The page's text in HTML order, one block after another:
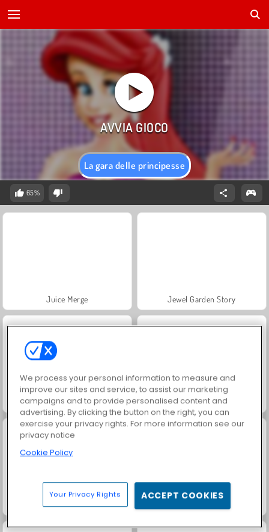
La gara delle principesse
65%
Juice Merge Jewel Garden Story
Fashion Princess - Dress Up for Girls Grand Mahjong Connect
Heroes of Myths
We process your personal information to measure and
improve our sites and service, to assist our marketing
campaigns and to provide personalised content and
advertising. By clicking the button on the right, you can
exercise your privacy rights. For more information see our
privacy notice
Cookie Policy
Your Privacy Rights ACCEPT COOKIES